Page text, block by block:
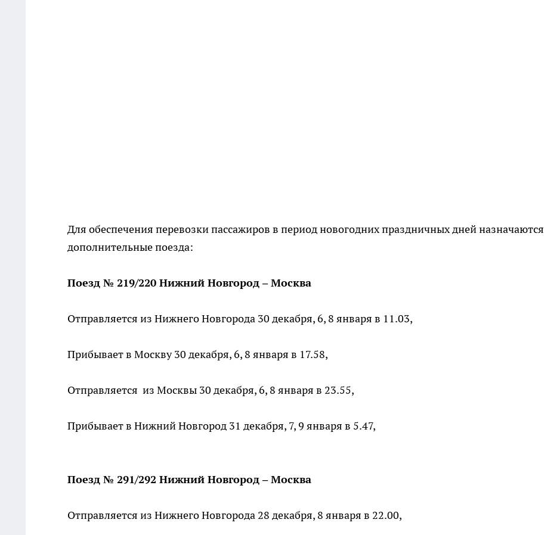
Для обеспечения перевозки пассажиров в период новогодних праздничных дней назначаются
дополнительные поезда:
Поезд № 219/220 Нижний Новгород – Москва
Отправляется из Нижнего Новгорода 30 декабря, 6, 8 января в 11.03,
Прибывает в Москву 30 декабря, 6, 8 января в 17.58,
Отправляется из Москвы 30 декабря, 6, 8 января в 23.55,
Прибывает в Нижний Новгород 31 декабря, 7, 9 января в 5.47,
Поезд № 291/292 Нижний Новгород – Москва
Отправляется из Нижнего Новгорода 28 декабря, 8 января в 22.00,